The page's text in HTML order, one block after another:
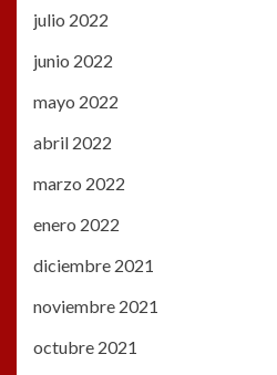
julio 2022
junio 2022
mayo 2022
abril 2022
marzo 2022
enero 2022
diciembre 2021
noviembre 2021
octubre 2021